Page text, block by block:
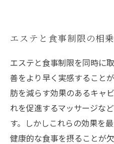
エステと食事制限の相
エステと食事制限を同時に
善をより早く実感すること
肪を減らす効果のあるキャ
れを促進するマッサージな
す。しかしこれらの効果を
健康的な食事を摂ることが